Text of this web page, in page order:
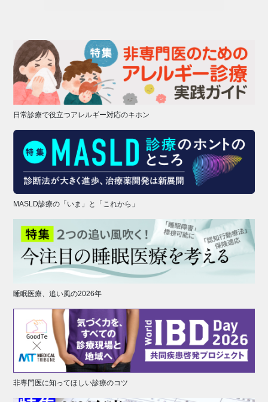
日常診療で役立つアレルギー対応のキホン
MASLD診療の「いま」と「これから」
睡眠医療、追い風の2026年
非専門医に知ってほしい診療のコツ